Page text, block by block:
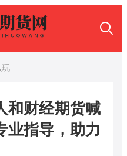
和财经期货喊
业指导，助力